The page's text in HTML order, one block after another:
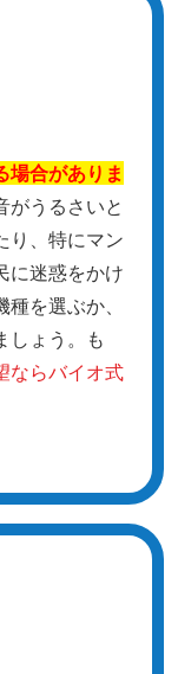
場合がありま
がうるさいと
り、特にマン
に迷惑をかけ
を選ぶか、
しょう。も
ならバイオ式